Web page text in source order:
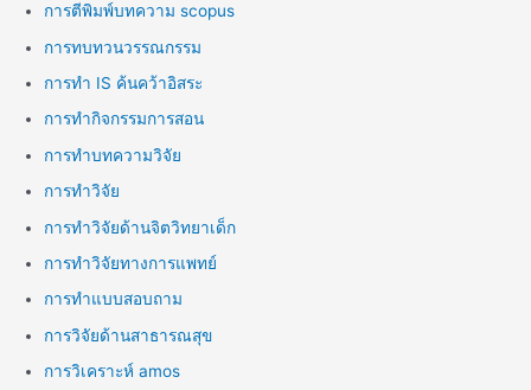
การตีพิมพ์บทความ scopus
การทบทวนวรรณกรรม
การทำ IS ค้นคว้าอิสระ
การทำกิจกรรมการสอน
การทำบทความวิจัย
การทำวิจัย
การทำวิจัยด้านจิตวิทยาเด็ก
การทำวิจัยทางการแพทย์
การทำแบบสอบถาม
การวิจัยด้านสาธารณสุข
การวิเคราะห์ amos